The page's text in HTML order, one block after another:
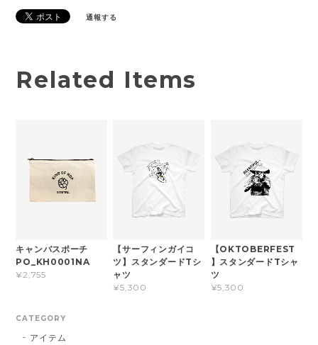
通報する
Related Items
キャンバスポーチ
PO_KH0001NA
¥2,755
【サーフィンガイコ
ツ】スタンダードTシ
ャツ
¥5,300
【OKTOBERFEST
】スタンダードTシャ
ツ
¥5,300
CATEGORY
アイテム